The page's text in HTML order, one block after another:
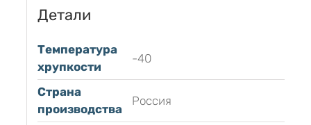
Детали
Температура
хрупкости
-40
Страна
производства
Россия